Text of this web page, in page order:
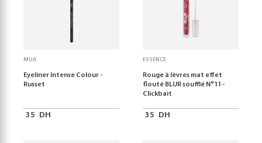
MUA
Eyeliner Intense Colour -
Russet
35 DH
ESSENCE
Rouge à lèvres mat effet
flouté BLUR soufflé N°11 -
Clickbait
35 DH